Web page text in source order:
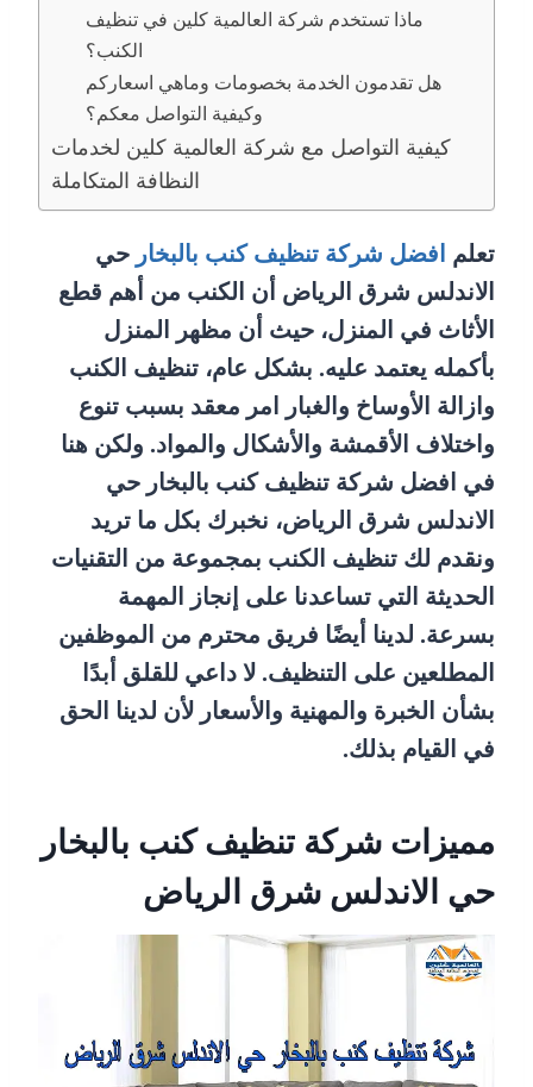
ماذا تستخدم شركة العالمية كلين في تنظيف
الكنب؟
هل تقدمون الخدمة بخصومات وماهي اسعاركم
وكيفية التواصل معكم؟
كيفية التواصل مع شركة العالمية كلين لخدمات
النظافة المتكاملة
تعلم افضل شركة تنظيف كنب بالبخار حي
الاندلس شرق الرياض أن الكنب من أهم قطع
الأثاث في المنزل، حيث أن مظهر المنزل
بأكمله يعتمد عليه. بشكل عام، تنظيف الكنب
وازالة الأوساخ والغبار امر معقد بسبب تنوع
واختلاف الأقمشة والأشكال والمواد. ولكن هنا
في افضل شركة تنظيف كنب بالبخار حي
الاندلس شرق الرياض، نخبرك بكل ما تريد
ونقدم لك تنظيف الكنب بمجموعة من التقنيات
الحديثة التي تساعدنا على إنجاز المهمة
بسرعة. لدينا أيضًا فريق محترم من الموظفين
المطلعين على التنظيف. لا داعي للقلق أبدًا
بشأن الخبرة والمهنية والأسعار لأن لدينا الحق
في القيام بذلك.
مميزات شركة تنظيف كنب بالبخار
حي الاندلس شرق الرياض